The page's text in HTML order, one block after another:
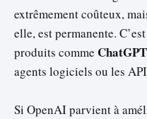
extrêmement coûteux,
elle, est permanente.
produits comme ChatGPT
agents logiciels ou les
Si OpenAI parvient à